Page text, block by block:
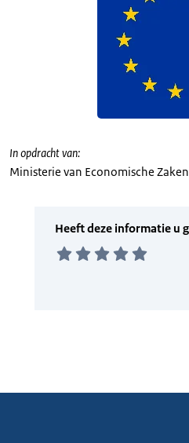
In opdracht van:
Ministerie van Economische Zaken